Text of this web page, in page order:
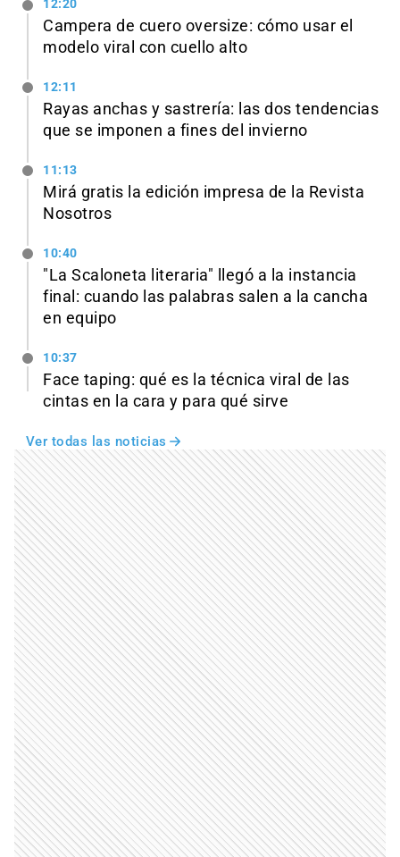
12:20
Campera de cuero oversize: cómo usar el
modelo viral con cuello alto
12:11
Rayas anchas y sastrería: las dos tendencias
que se imponen a fines del invierno
11:13
Mirá gratis la edición impresa de la Revista
Nosotros
10:40
"La Scaloneta literaria" llegó a la instancia
final: cuando las palabras salen a la cancha
en equipo
10:37
Face taping: qué es la técnica viral de las
cintas en la cara y para qué sirve
Ver todas las noticias